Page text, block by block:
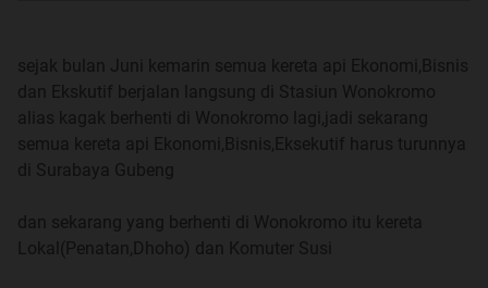
Spoiler
for Syarat pembatalan by Agan "Nitrococcus" :
Nitrococcus:
SpoilerforSyarat pembatalan by Agan "Nitrococcus"
sejak bulan Juni kemarin semua kereta api Ekonomi,Bisnis
dan Ekskutif berjalan langsung di Stasiun Wonokromo
alias kagak berhenti di Wonokromo lagi,jadi sekarang
semua kereta api Ekonomi,Bisnis,Eksekutif harus turunnya
di Surabaya Gubeng
dan sekarang yang berhenti di Wonokromo itu kereta
Lokal(Penatan,Dhoho) dan Komuter Susi